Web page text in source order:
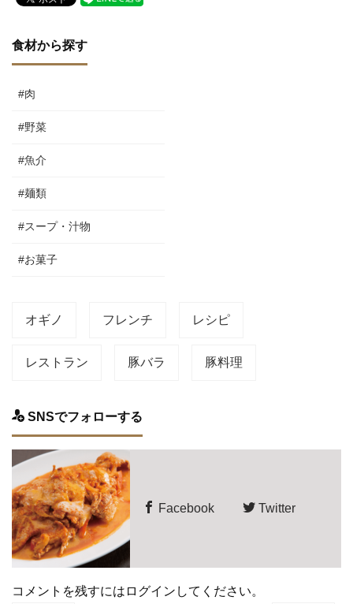
食材から探す
#肉
#野菜
#魚介
#麺類
#スープ・汁物
#お菓子
オギノ フレンチ レシピ
レストラン 豚バラ 豚料理
SNSでフォローする
Facebook Twitter
コメントを残すにはログインしてください。